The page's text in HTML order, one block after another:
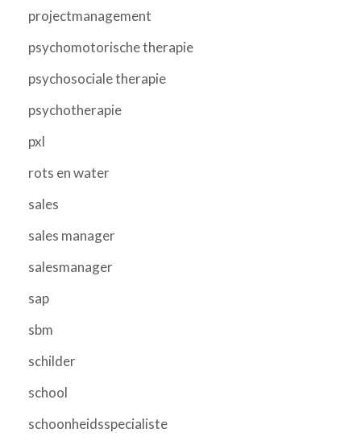
projectmanagement
psychomotorische therapie
psychosociale therapie
psychotherapie
pxl
rots en water
sales
sales manager
salesmanager
sap
sbm
schilder
school
schoonheidsspecialiste